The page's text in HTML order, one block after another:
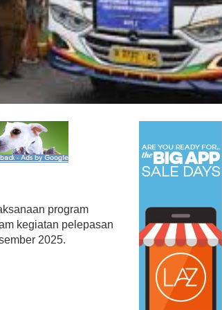
program
kegiatan pelepasan
2025.
PAN Kota Bandar Lampung
Bergerak Cepat, Ringankan
Beban Keluarga Korban